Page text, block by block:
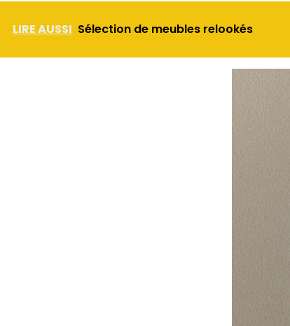
LIRE AUSSI Sélection de meubles relookés